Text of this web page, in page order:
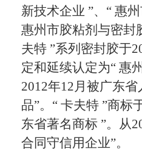
新技术企业 ”、“ 惠
惠州市胶粘剂与密封
夫特 ”系列密封胶于
定和延续认定为“ 惠
2012年12月被广东
品”。“ 卡夫特 ”商标
东省著名商标 ”。从
合同守信用企业”。